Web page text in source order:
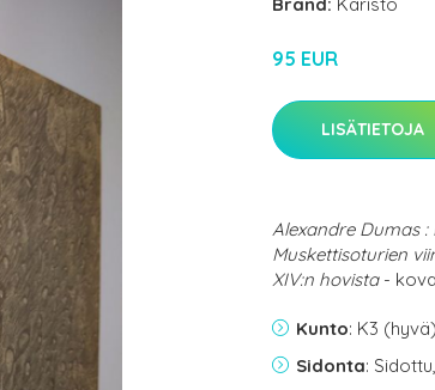
95 EUR
LISÄTIETOJA
Alexandre Dumas :
Muskettisoturien
XIV:n hovista-
Kunto: K3 (hyvä)
Sidonta: